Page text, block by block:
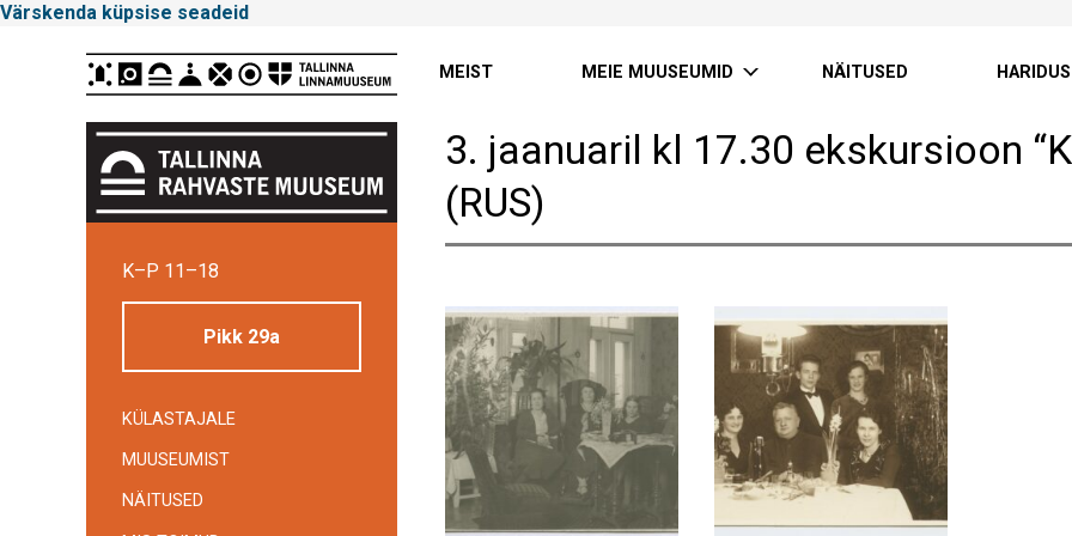
Värskenda küpsise seadeid
Linnamuuseum
MEIST MEIE MUUSEUMID NÄITUSED HARIDUS
K–P 11–18
Pikk 29a
KÜLASTAJALE
MUUSEUMIST
NÄITUSED
3. jaanuaril kl 17.30 ekskursioon
(RUS)